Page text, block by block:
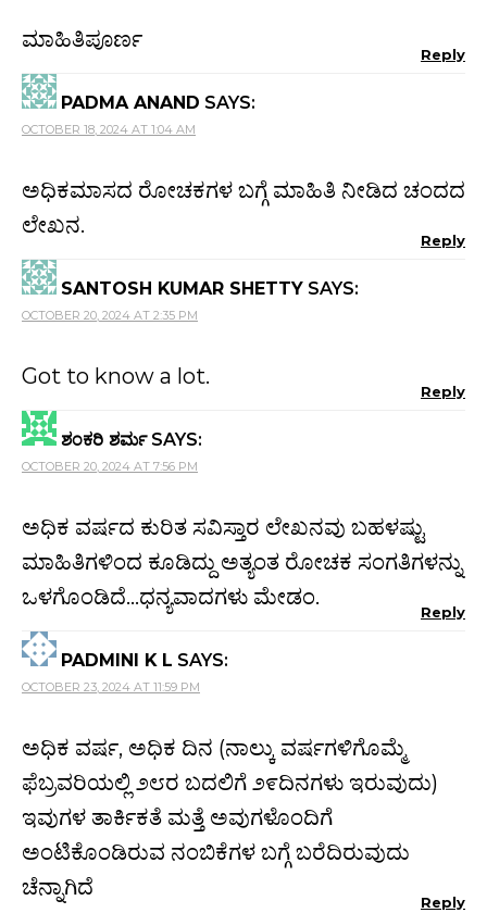
ಮಾಹಿತಿಪೂರ್ಣ
Reply
PADMA ANAND SAYS:
OCTOBER 18, 2024 AT 1:04 AM
ಅಧಿಕಮಾಸದ ರೋಚಕಗಳ ಬಗ್ಗೆ ಮಾಹಿತಿ ನೀಡಿದ ಚಂದದ
ಲೇಖನ.
Reply
SANTOSH KUMAR SHETTY SAYS:
OCTOBER 20, 2024 AT 2:35 PM
Got to know a lot.
Reply
ಶಂಕರಿ ಶರ್ಮ SAYS:
OCTOBER 20, 2024 AT 7:56 PM
ಅಧಿಕ ವರ್ಷದ ಕುರಿತ ಸವಿಸ್ತಾರ ಲೇಖನವು ಬಹಳಷ್ಟು
ಮಾಹಿತಿಗಳಿಂದ ಕೂಡಿದ್ದು ಅತ್ಯಂತ ರೋಚಕ ಸಂಗತಿಗಳನ್ನು
ಒಳಗೊಂಡಿದೆ…ಧನ್ಯವಾದಗಳು ಮೇಡಂ.
Reply
PADMINI K L SAYS:
OCTOBER 23, 2024 AT 11:59 PM
ಅಧಿಕ ವರ್ಷ, ಅಧಿಕ ದಿನ (ನಾಲ್ಕು ವರ್ಷಗಳಿಗೊಮ್ಮೆ
ಫೆಬ್ರವರಿಯಲ್ಲಿ ೨೮ರ ಬದಲಿಗೆ ೨೯ದಿನಗಳು ಇರುವುದು)
ಇವುಗಳ ತಾರ್ಕಿಕತೆ ಮತ್ತೆ ಅವುಗಳೊಂದಿಗೆ
ಅಂಟಿಕೊಂಡಿರುವ ನಂಬಿಕೆಗಳ ಬಗ್ಗೆ ಬರೆದಿರುವುದು
ಚೆನ್ನಾಗಿದೆ
Reply